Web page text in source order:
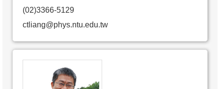
(02)3366-5129
ctliang@phys.ntu.edu.tw